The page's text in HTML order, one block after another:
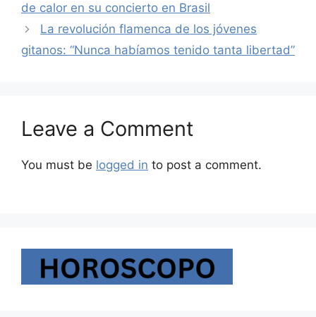
de calor en su concierto en Brasil
La revolución flamenca de los jóvenes
gitanos: “Nunca habíamos tenido tanta libertad”
Leave a Comment
You must be logged in to post a comment.